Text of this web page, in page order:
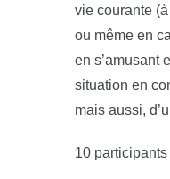
vie courante
ou même en
en s’amusant
situation en
mais aussi,
10